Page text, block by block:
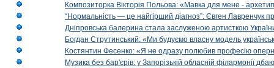
Композиторка Вікторія Польова: «Мавка для мене -
“Нормальність — це найгірший діагноз”: Євген Лавренчук
Дніпровська балерина стала заслуженою артисткою
Богдан Струтинський: «Ми будуємо власну модель
Костянтин Фесенко: «Я не одразу полюбив професію
Музика без бар'єрів: у Запорізькій обласній філармонії